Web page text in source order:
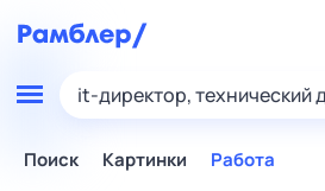
it-директор, технический
Поиск Картинки Работа